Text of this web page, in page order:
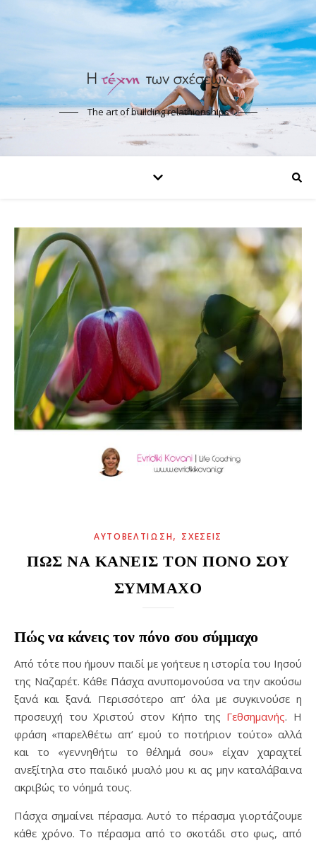
The art of building relathionships
ΑΥΤΟΒΕΛΤΊΩΣΗ, ΣΧΈΣΕΙΣ
ΠΏΣ ΝΑ ΚΆΝΕΙΣ ΤΟΝ ΠΌΝΟ ΣΟΥ
ΣΎΜΜΑΧΟ
Πώς να κάνεις τον πόνο σου σύμμαχο
Από τότε που ήμουν παιδί με γοήτευε η ιστορία του Ιησού
της Ναζαρέτ. Κάθε Πάσχα ανυπομονούσα να την ακούσω
ξανά και ξανά. Περισσότερο απ’ όλα με συγκινούσε η
προσευχή του Χριστού στον Κήπο της Γεθσημανής. Η
φράση «παρελθέτω απ’ εμού το ποτήριον τούτο» αλλά
και το «γεννηθήτω το θέλημά σου» είχαν χαραχτεί
ανεξίτηλα στο παιδικό μυαλό μου κι ας μην καταλάβαινα
ακριβώς το νόημά τους.
Πάσχα σημαίνει πέρασμα. Αυτό το πέρασμα γιορτάζουμε
κάθε χρόνο. Το πέρασμα από το σκοτάδι στο φως, από